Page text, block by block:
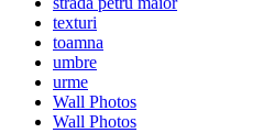
texturi
toamna
umbre
urme
Wall Photos
Wall Photos